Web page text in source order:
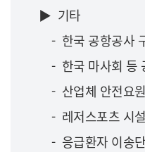
▶ 기타
- 한국 공항공사
- 한국 마사회 등
- 산업체 안전요
- 레저스포츠 시
- 응급환자 이송